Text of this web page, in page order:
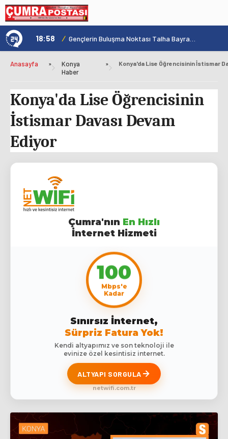
Konya'nın Zengin Mutfağı GastroFest'te Tanıtılacak 18:58 /
Anasayfa »
Konya
Haber
»
Konya'da Lise Öğrencisinin
İstismar Davası Devam
Ediyor
Çumra'nın En Hızlı
İnternet Hizmeti
100
Mbps'e
Kadar
Sınırsız İnternet,
Sürpriz Fatura Yok!
Kendi altyapımız ve son teknoloji ile
evinize özel kesintisiz internet.
ALTYAPI SORGULA
netwifi.com.tr